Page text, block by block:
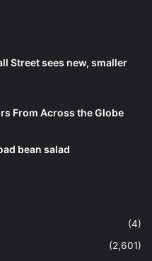
Street sees new, smaller
From Across the Globe
bean salad
(4)
(2,601)